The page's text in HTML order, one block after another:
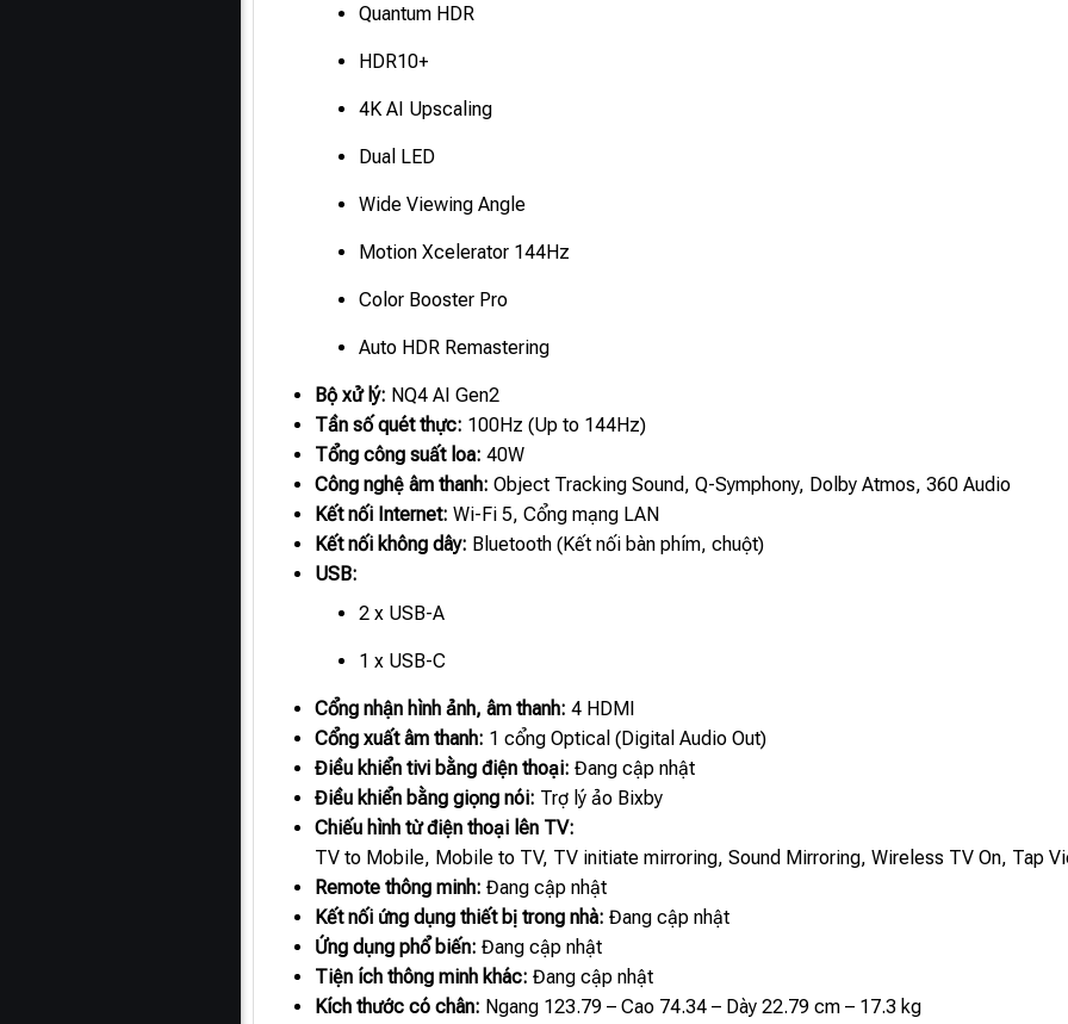
Quantum HDR
HDR10+
4K AI Upscaling
Dual LED
Wide Viewing Angle
Motion Xcelerator 144Hz
Color Booster Pro
Auto HDR Remastering
Bộ xử lý: NQ4 AI Gen2
Tần số quét thực: 100Hz (Up to 144Hz)
Tổng công suất loa: 40W
Công nghệ âm thanh: Object Tracking Sound, Q-Symphony, Dolby Atmos, 360 Audio
Kết nối Internet: Wi-Fi 5, Cổng mạng LAN
Kết nối không dây: Bluetooth (Kết nối bàn phím, chuột)
USB:
2 x USB-A
1 x USB-C
Cổng nhận hình ảnh, âm thanh: 4 HDMI
Cổng xuất âm thanh: 1 cổng Optical (Digital Audio Out)
Điều khiển tivi bằng điện thoại: Đang cập nhật
Điều khiển bằng giọng nói: Trợ lý ảo Bixby
Chiếu hình từ điện thoại lên TV:
TV to Mobile, Mobile to TV, TV initiate mirroring, Sound Mirroring, Wireless TV On, Tap
Remote thông minh: Đang cập nhật
Kết nối ứng dụng thiết bị trong nhà: Đang cập nhật
Ứng dụng phổ biến: Đang cập nhật
Tiện ích thông minh khác: Đang cập nhật
Kích thước có chân: Ngang 123.79 – Cao 74.34 – Dày 22.79 cm – 17.3 kg